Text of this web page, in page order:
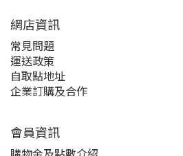
網店資訊
常見問題
運送政策
自取點地址
企業訂購及合作
會員資訊